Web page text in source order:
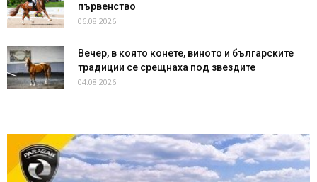
първенство
06.08.2026
Вечер, в която конете, виното и българските
традиции се срещнаха под звездите
04.08.2026